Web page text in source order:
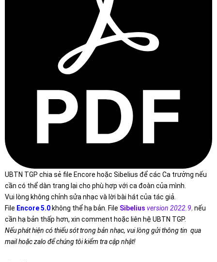
UBTN TGP chia sẻ file Encore hoặc Sibelius để các Ca trưởng nếu
cần có thể dàn trang lại cho phù hợp với ca đoàn của mình.
Vui lòng không chỉnh sửa nhạc và lời bài hát của tác giả.
File Encore 5.0 không thể hạ bản. File Sibelius version 2022.9, nếu
cần hạ bản thấp hơn, xin comment hoặc liên hệ UBTN TGP.
Nếu phát hiện có thiếu sót trong bản nhạc, vui lòng gửi thông tin qua
mail hoặc zalo để chúng tôi kiểm tra cập nhật!